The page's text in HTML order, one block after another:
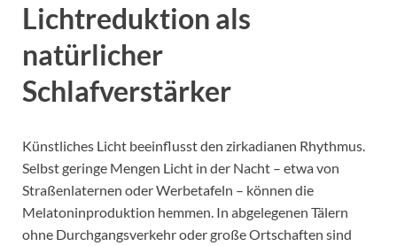
Lichtreduktion als
natürlicher
Schlafverstärker
Künstliches Licht beeinflusst den zirkadianen Rhythmus.
Selbst geringe Mengen Licht in der Nacht – etwa von
Straßenlaternen oder Werbetafeln – können die
Melatoninproduktion hemmen. In abgelegenen Tälern
ohne Durchgangsverkehr oder große Ortschaften sind